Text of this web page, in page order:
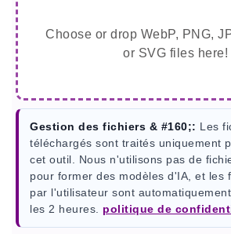
Choose or drop WebP, PNG,
or SVG files here!
Gestion des fichiers & #160;: Les
téléchargés sont traités uniquement
cet outil. Nous n'utilisons pas de
pour former des modèles d'IA, et les
par l'utilisateur sont
les 2 heures. politique de